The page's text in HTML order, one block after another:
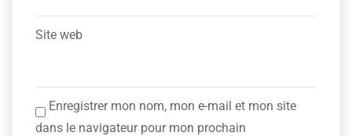
Site web
Enregistrer mon nom, mon e-mail et mon site
dans le navigateur pour mon prochain